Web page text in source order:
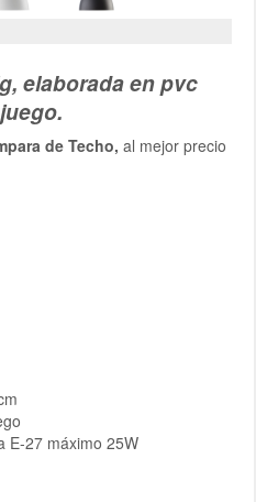
elaborada en pvc
de Techo, al mejor precio
E-27 máximo 25W